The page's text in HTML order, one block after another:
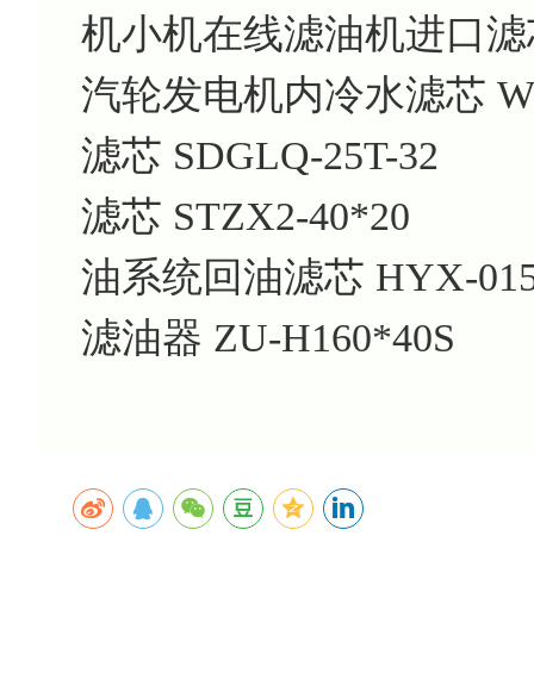
机小机在线滤油机进口滤
汽轮发电机内冷水滤芯
滤芯 SDGLQ-25T-32
滤芯 STZX2-40*20
油系统回油滤芯 HYX-
滤油器 ZU-H160*40S